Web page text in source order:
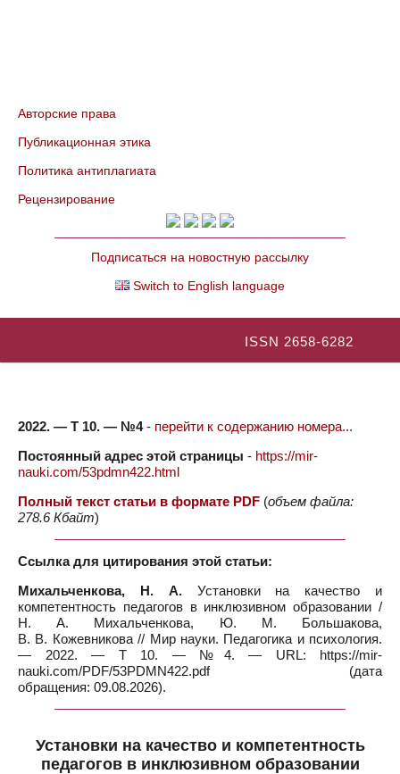
Авторские права
Публикационная этика
Политика антиплагиата
Рецензирование
Подписаться на новостную рассылку
Switch to English language
ISSN 2658-6282
2022. — Т 10. — №4- перейти к содержанию номера...
Постоянный адрес этой страницы - https://mir-
nauki.com/53pdmn422.html
Полный текст статьи в формате PDF (объем файла:
278.6 Кбайт)
Ссылка для цитирования этой статьи:
Михальченкова, Н. А.Установки на качество и
компетентность педагогов в инклюзивном образовании /
Н. А. Михальченкова, Ю. М. Большакова,
В. В. Кожевникова // Мир науки. Педагогика и психология.
— 2022. — Т 10. — №4. — URL: https://mir-
nauki.com/PDF/53PDMN422.pdf (дата
обращения: 09.08.2026).
Установки на качество и компетентность
педагогов в инклюзивном образовании